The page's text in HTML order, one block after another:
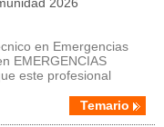
en Emergencias
EMERGENCIAS
este profesional
Temario